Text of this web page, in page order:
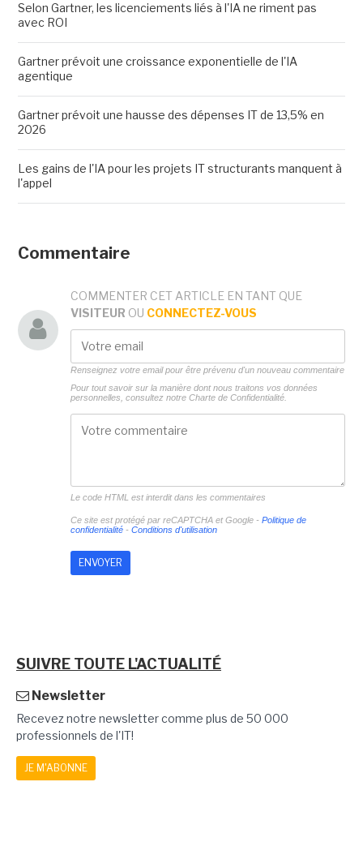
Selon Gartner, les licenciements liés à l'IA ne riment pas
avec ROI
Gartner prévoit une croissance exponentielle de l'IA
agentique
Gartner prévoit une hausse des dépenses IT de 13,5% en
2026
Les gains de l'IA pour les projets IT structurants manquent à
l'appel
Commentaire
COMMENTER CET ARTICLE EN TANT QUE
VISITEUR OU CONNECTEZ-VOUS
Renseignez votre email pour être prévenu d'un nouveau commentaire
Pour tout savoir sur la manière dont nous traitons vos données
personnelles, consultez notre Charte de Confidentialité.
Le code HTML est interdit dans les commentaires
Ce site est protégé par reCAPTCHA et Google - Politique de
confidentialité- Conditions d'utilisation
SUIVRE TOUTE L'ACTUALITÉ
Newsletter
Recevez notre newsletter comme plus de 50 000
professionnels de l'IT!
JE M'ABONNE